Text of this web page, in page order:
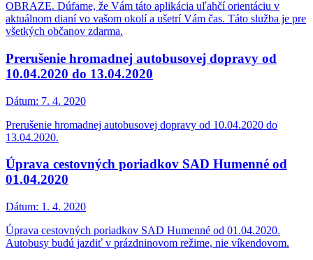
OBRAZE. Dúfame, že Vám táto aplikácia uľahčí orientáciu v
aktuálnom dianí vo vašom okolí a ušetrí Vám čas. Táto služba je pre
všetkých občanov zdarma.
Prerušenie hromadnej autobusovej dopravy od
10.04.2020 do 13.04.2020
Dátum: 7. 4. 2020
Prerušenie hromadnej autobusovej dopravy od 10.04.2020 do
13.04.2020.
Úprava cestovných poriadkov SAD Humenné od
01.04.2020
Dátum: 1. 4. 2020
Úprava cestovných poriadkov SAD Humenné od 01.04.2020.
Autobusy budú jazdiť v prázdninovom režime, nie víkendovom.